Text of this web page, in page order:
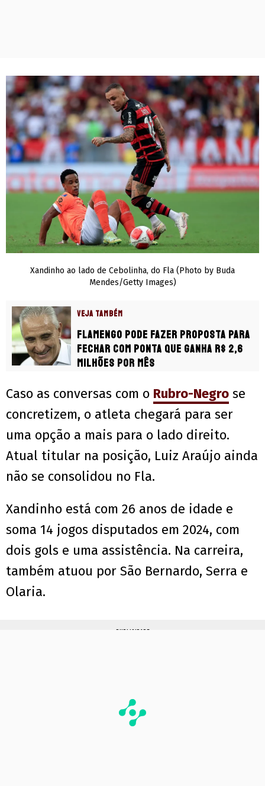
Xandinho ao lado de Cebolinha, do Fla (Photo by Buda
Mendes/Getty Images)
VEJA TAMBÉM
Flamengo pode fazer proposta para
fechar com ponta que ganha R$ 2,6
milhões por mês
Caso as conversas com o Rubro-Negro se
concretizem, o atleta chegará para ser
uma opção a mais para o lado direito.
Atual titular na posição, Luiz Araújo ainda
não se consolidou no Fla.
Xandinho está com 26 anos de idade e
soma 14 jogos disputados em 2024, com
dois gols e uma assistência. Na carreira,
também atuou por São Bernardo, Serra e
Olaria.
PUBLICIDADE